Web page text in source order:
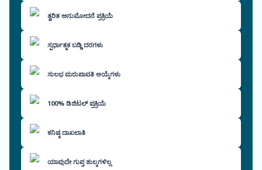
ತ್ವರಿತ ಅನುಮೋದನೆ ಪ್ರಕ್ರಿಯೆ
ಸ್ಪರ್ಧಾತ್ಮಕ ಬಡ್ಡಿ ದರಗಳು
ಸುಲಭ ಮರುಪಾವತಿ ಆಯ್ಕೆಗಳು
100% ಡಿಜಿಟಲ್ ಪ್ರಕ್ರಿಯೆ
ಕನಿಷ್ಠ ದಾಖಲಾತಿ
ಯಾವುದೇ ಗುಪ್ತ ಶುಲ್ಕಗಳಿಲ್ಲ